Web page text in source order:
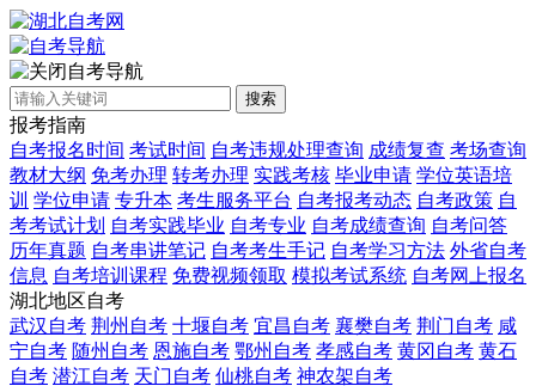
自考导航
搜索
报考指南
自考报名时间 考试时间 自考违规处理查询 成绩复查 考场查询
教材大纲 免考办理 转考办理 实践考核 毕业申请 学位英语培
训 学位申请 专升本 考生服务平台 自考报考动态 自考政策 自
考考试计划 自考实践毕业 自考专业 自考成绩查询 自考问答
历年真题 自考串讲笔记 自考考生手记 自考学习方法 外省自考
信息 自考培训课程 免费视频领取 模拟考试系统 自考网上报名
湖北地区自考
武汉自考 荆州自考 十堰自考 宜昌自考 襄樊自考 荆门自考 咸
宁自考 随州自考 恩施自考 鄂州自考 孝感自考 黄冈自考 黄石
自考 潜江自考 天门自考 仙桃自考 神农架自考